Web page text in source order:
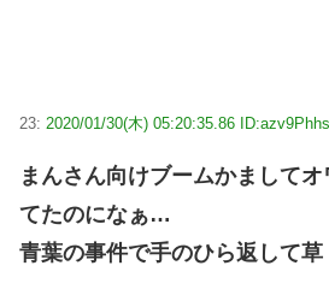
23: 2020/01/30(木) 05:20:35.86
まんさん向けブームかまして
てたのになぁ…
青葉の事件で手のひら返して草